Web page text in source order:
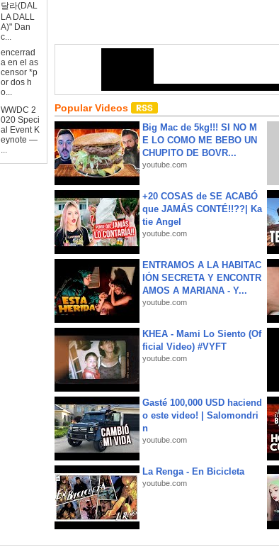
달라(DAL
LA DALL
A)" Dan
c...
encerrad
a en el as
censor *p
or dos h
o...
WWDC 2
020 Speci
al Event K
eynote —
...
Popular Videos
Big Mac de 5kg!!! SI NO M
E LO COMO ME BEBO UN
CHUPITO DE BOVR...
youtube.com
+20 COSAS de SE ACABÓ
que JAMÁS CONTÉ!!??| Ka
tie Angel
youtube.com
ENTRAMOS A LA HABITAC
IÓN SECRETA Y ENCONTR
AMOS A MARIANA - Y...
youtube.com
KHEA - Mami Lo Siento (Of
ficial Video) #VYFT
youtube.com
Gasté 100,000 USD haciend
o este video! | Salomondri
n
youtube.com
La Renga - En Bicicleta
youtube.com